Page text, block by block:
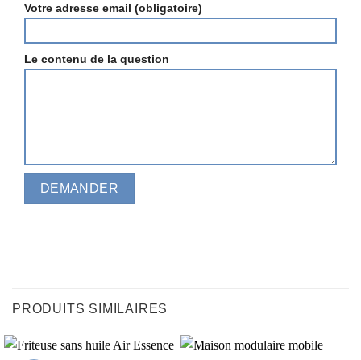
Votre adresse email (obligatoire)
Le contenu de la question
PRODUITS SIMILAIRES